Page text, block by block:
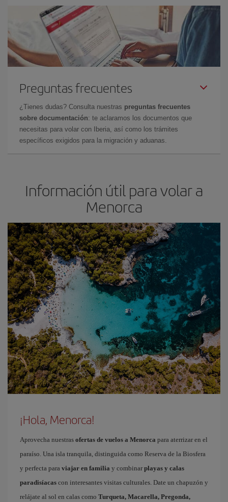
Preguntas frecuentes
¿Tienes dudas? Consulta nuestras preguntas frecuentes
sobre documentación: te aclaramos los documentos que
necesitas para volar con Iberia, así como los trámites
específicos exigidos para la migración y aduanas.
Información útil para volar a
Menorca
¡Hola, Menorca!
Aprovecha nuestras ofertas de vuelos a Menorca para aterrizar en el
paraíso. Una isla tranquila, distinguida como Reserva de la Biosfera
y perfecta para viajar en familia y combinar playas y calas
paradisíacas con interesantes visitas culturales. Date un chapuzón y
relájate al sol en calas como Turqueta, Macarella, Pregonda,